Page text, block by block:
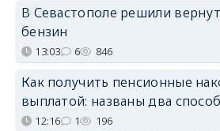
В Севастополе решили
бензин
13:03 6 846
Как получить пенсионные
выплатой: названы два
12:16 1 196